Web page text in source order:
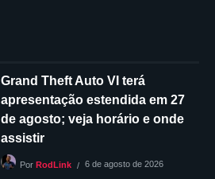
Grand Theft Auto VI terá
apresentação estendida em 27
de agosto; veja horário e onde
assistir
Por RodLink 6 de agosto de 2026